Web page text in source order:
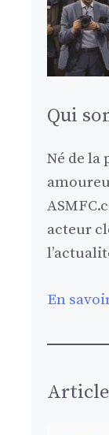
Qui
Né de la
acteur
En